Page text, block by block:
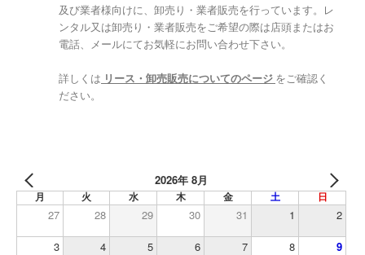
及び業者様向けに、卸売り・業者販売を行っています。レ
ンタル又は卸売り・業者販売をご希望の際は店頭またはお
電話、メールにてお気軽にお問い合わせ下さい。
詳しくは リース・卸売販売についてのページ をご確認く
ださい。
2026年 8月
月 火 水 木 金 土 日
27 28 29 30 31 1 2
3 4 5 6 7 8 9